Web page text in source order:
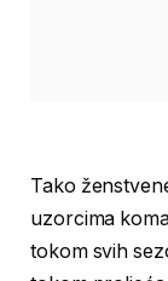
Tako
uzorcima
tokom svih